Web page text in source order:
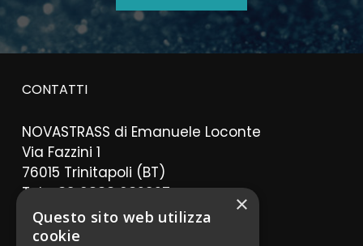
CONTATTI
NOVASTRASS di Emanuele Loconte
Via Fazzini 1
76015 Trinitapoli (BT)
Tel. +39 0883 632927
info@eurostrass.it
×
Questo sito web utilizza
cookie